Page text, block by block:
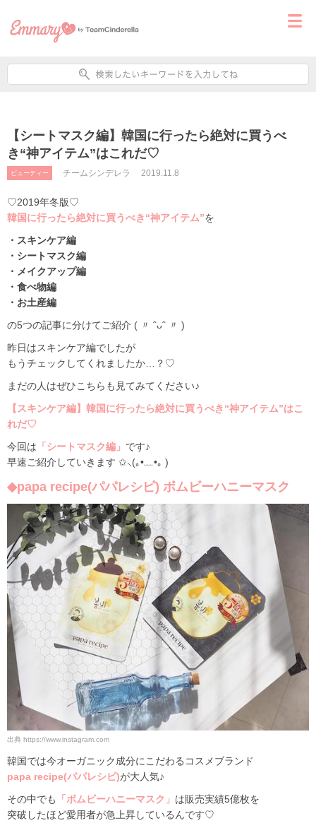
【シートマスク編】韓国に行ったら絶対に買うべ
き“神アイテム”はこれだ♡
ビューティー チームシンデレラ 2019.11.8
♡2019年冬版♡
韓国に行ったら絶対に買うべき“神アイテム”を
・スキンケア編
・シートマスク編
・メイクアップ編
・食べ物編
・お土産編
の5つの記事に分けてご紹介 ( 〃 ˆᴗˆ 〃 )
昨日はスキンケア編でしたが
もうチェックしてくれましたか…？♡
まだの人はぜひこちらも見てみてください♪
【スキンケア編】韓国に行ったら絶対に買うべき“神アイテム”はこ
れだ♡
今回は 「シートマスク編」 です♪
早速ご紹介していきます ✩⸜(｡•﹏•｡ )
◆papa recipe(パパレシピ) ボムビーハニーマスク
出典 https://www.instagram.com
韓国では今オーガニック成分にこだわるコスメブランド
papa recipe(パパレシピ)が大人気♪
その中でも
「ボムビーハニーマスク」 は販売実績5億枚を
突破したほど愛用者が急上昇しているんです♡